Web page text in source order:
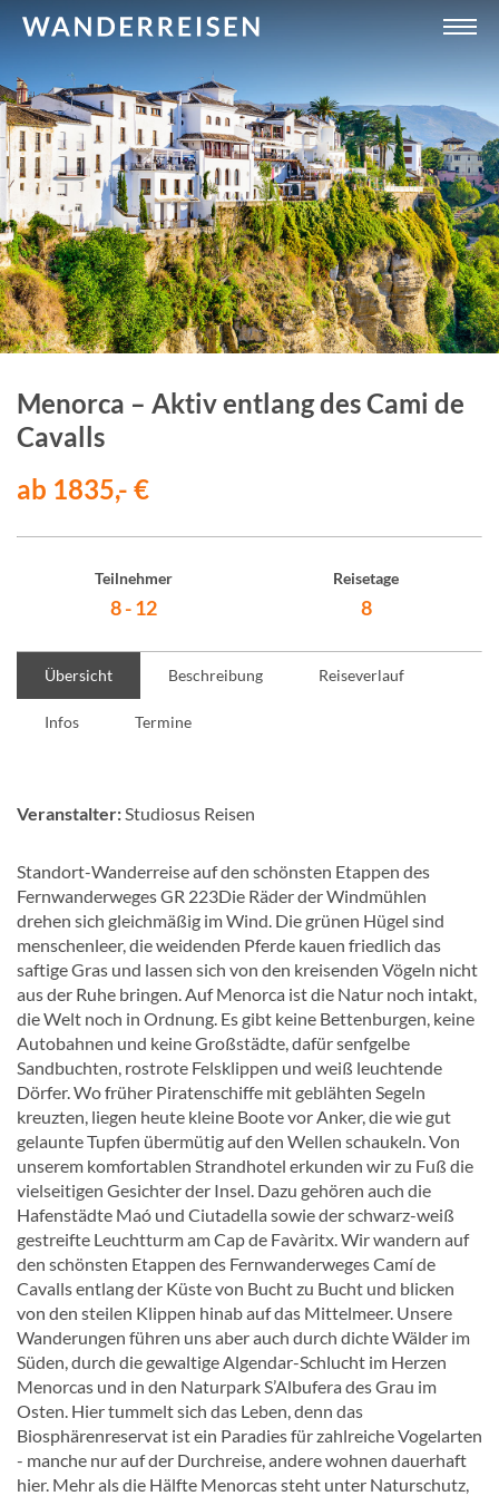
Menorca – Aktiv entlang des Cami de
Cavalls
ab 1835,- €
Teilnehmer
8 - 12
Reisetage
8
Übersicht Beschreibung Reiseverlauf
Infos Termine
Veranstalter:Studiosus Reisen
Standort-Wanderreise auf den schönsten Etappen des
Fernwanderweges GR 223Die Räder der Windmühlen
drehen sich gleichmäßig im Wind. Die grünen Hügel sind
menschenleer, die weidenden Pferde kauen friedlich das
saftige Gras und lassen sich von den kreisenden Vögeln nicht
aus der Ruhe bringen. Auf Menorca ist die Natur noch intakt,
die Welt noch in Ordnung. Es gibt keine Bettenburgen, keine
Autobahnen und keine Großstädte, dafür senfgelbe
Sandbuchten, rostrote Felsklippen und weiß leuchtende
Dörfer. Wo früher Piratenschiffe mit geblähten Segeln
kreuzten, liegen heute kleine Boote vor Anker, die wie gut
gelaunte Tupfen übermütig auf den Wellen schaukeln. Von
unserem komfortablen Strandhotel erkunden wir zu Fuß die
vielseitigen Gesichter der Insel. Dazu gehören auch die
Hafenstädte Maó und Ciutadella sowie der schwarz-weiß
gestreifte Leuchtturm am Cap de Favàritx. Wir wandern auf
den schönsten Etappen des Fernwanderweges Camí de
Cavalls entlang der Küste von Bucht zu Bucht und blicken
von den steilen Klippen hinab auf das Mittelmeer. Unsere
Wanderungen führen uns aber auch durch dichte Wälder im
Süden, durch die gewaltige Algendar-Schlucht im Herzen
Menorcas und in den Naturpark S’Albufera des Grau im
Osten. Hier tummelt sich das Leben, denn das
Biosphärenreservat ist ein Paradies für zahlreiche Vogelarten
- manche nur auf der Durchreise, andere wohnen dauerhaft
hier. Mehr als die Hälfte Menorcas steht unter Naturschutz,